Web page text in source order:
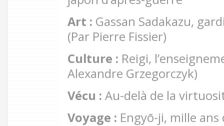
Art : Gassan Sadakazu,
(Par Pierre Fissier)
Culture : Reigi,
Alexandre Grzegorczyk)
Vécu : Au-delà de la
Voyage : Engyō-ji, mille